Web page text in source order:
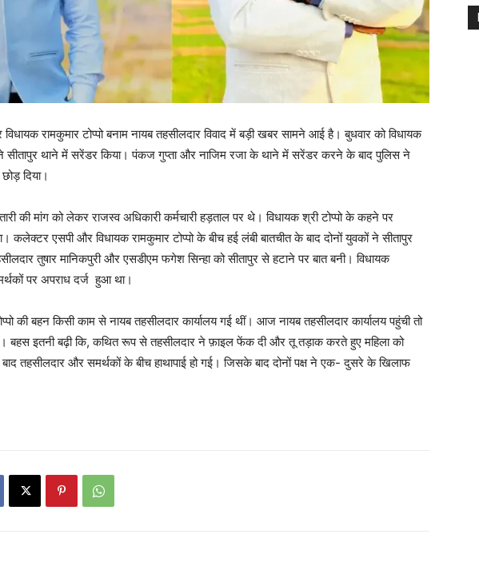
रामकुमार टोप्पो बनाम नायब तहसीलदार विवाद में बड़ी खबर सामने आई है। बुधवार को विधायक
ने सीतापुर थाने में सरेंडर किया। पंकज गुप्ता और नाजिम रजा के थाने में सरेंडर करने के बाद पुलिस ने
दिया।
की मांग को लेकर राजस्व अधिकारी कर्मचारी हड़ताल पर थे। विधायक श्री टोप्पो के कहने पर
कलेक्टर एसपी और विधायक रामकुमार टोप्पो के बीच हई लंबी बातचीत के बाद दोनों युवकों ने सीतापुर
तुषार मानिकपुरी और एसडीएम फगेश सिन्हा को सीतापुर से हटाने पर बात बनी। विधायक
पर अपराध दर्ज हुआ था।
की बहन किसी काम से नायब तहसीलदार कार्यालय गई थीं। आज नायब तहसीलदार कार्यालय पहुंची तो
बहस इतनी बढ़ी कि, कथित रूप से तहसीलदार ने फ़ाइल फेंक दी और तू तड़ाक करते हुए महिला को
तहसीलदार और समर्थकों के बीच हाथापाई हो गई। जिसके बाद दोनों पक्ष ने एक- दुसरे के खिलाफ